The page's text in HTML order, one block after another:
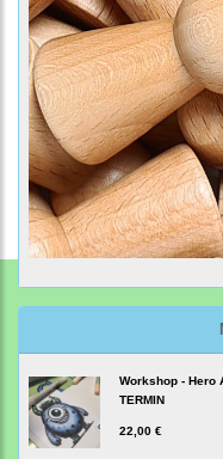
Workshop - Hero
TERMIN
22,00 €